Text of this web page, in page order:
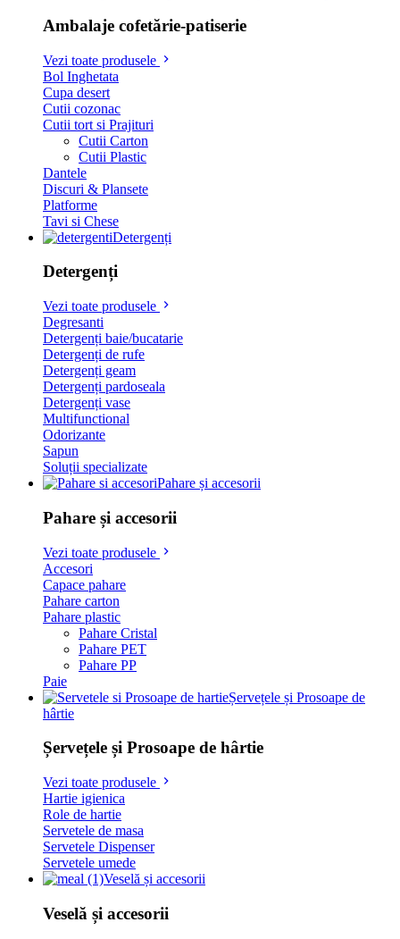
Ambalaje cofetărie-patiserie
Vezi toate produsele
Bol Inghetata
Cupa desert
Cutii cozonac
Cutii tort si Prajituri
Cutii Carton
Cutii Plastic
Dantele
Discuri & Plansete
Platforme
Tavi si Chese
Detergenți
Detergenți
Vezi toate produsele
Degresanti
Detergenți baie/bucatarie
Detergenți de rufe
Detergenți geam
Detergenți pardoseala
Detergenți vase
Multifunctional
Odorizante
Sapun
Soluții specializate
Pahare și accesorii
Pahare și accesorii
Vezi toate produsele
Accesori
Capace pahare
Pahare carton
Pahare plastic
Pahare Cristal
Pahare PET
Pahare PP
Paie
Șervețele și Prosoape de
hârtie
Șervețele și Prosoape de hârtie
Vezi toate produsele
Hartie igienica
Role de hartie
Servetele de masa
Servetele Dispenser
Servetele umede
Veselă și accesorii
Veselă și accesorii